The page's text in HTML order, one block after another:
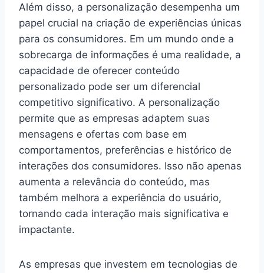
Além disso, a personalização desempenha um
papel crucial na criação de experiências únicas
para os consumidores. Em um mundo onde a
sobrecarga de informações é uma realidade, a
capacidade de oferecer conteúdo
personalizado pode ser um diferencial
competitivo significativo. A personalização
permite que as empresas adaptem suas
mensagens e ofertas com base em
comportamentos, preferências e histórico de
interações dos consumidores. Isso não apenas
aumenta a relevância do conteúdo, mas
também melhora a experiência do usuário,
tornando cada interação mais significativa e
impactante.
As empresas que investem em tecnologias de